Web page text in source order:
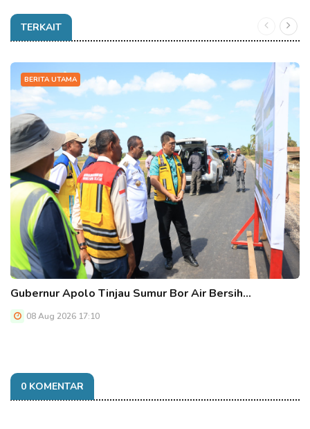
TERKAIT
BERITA UTAMA
Gubernur Apolo Tinjau Sumur Bor Air Bersih…
08 Aug 2026 17:10
0 KOMENTAR